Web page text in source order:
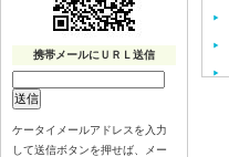
携帯メールにＵＲＬ送信
ケータイメールアドレスを入力
して送信ボタンを押せば、メー